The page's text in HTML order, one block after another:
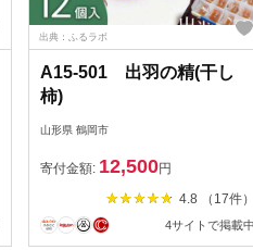
出典：ふるラボ
A15-501 出羽の精(干し
柿)
山形県 鶴岡市
寄付金額: 12,500円
4.8 （17件）
4サイトで掲載中